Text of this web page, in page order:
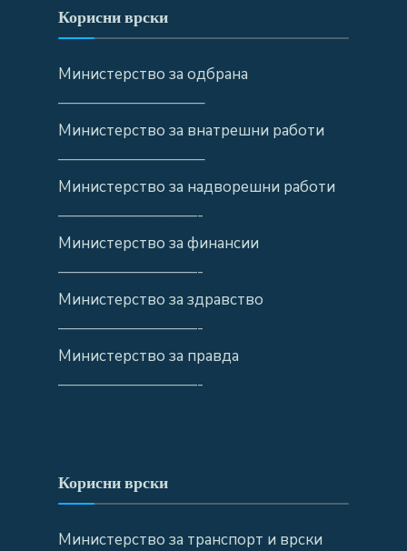
Корисни врски
Министерство за одбрана
—————————–
Министерство за внатрешни работи
—————————–
Министерство за надворешни работи
—————————-
Министерство за финансии
—————————-
Министерство за здравство
—————————-
Министерство за правда
—————————-
Корисни врски
Министерство за транспорт и врски